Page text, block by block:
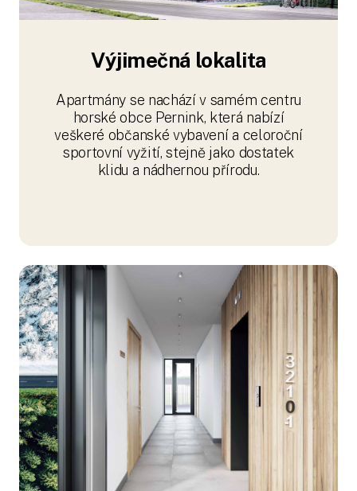
Výjimečná lokalita
Apartmány se nachází v samém centru
horské obce Pernink, která nabízí
veškeré občanské vybavení a celoroční
sportovní vyžití, stejně jako dostatek
klidu a nádhernou přírodu.